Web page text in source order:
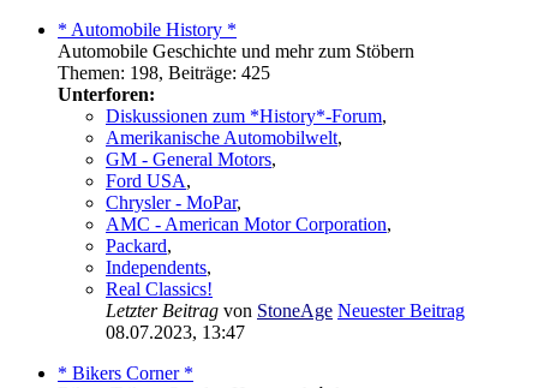
* Automobile History *
Automobile Geschichte und mehr zum Stöbern
Themen: 198, Beiträge: 425
Unterforen:
Diskussionen zum *History*-Forum,
Amerikanische Automobilwelt,
GM - General Motors,
Ford USA,
Chrysler - MoPar,
AMC - American Motor Corporation,
Packard,
Independents,
Real Classics!
Letzter Beitrag von StoneAge Neuester Beitrag
08.07.2023, 13:47
* Bikers Corner *